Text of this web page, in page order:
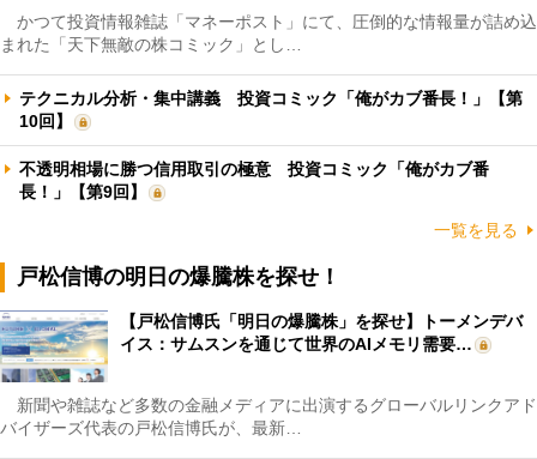
かつて投資情報雑誌「マネーポスト」にて、圧倒的な情報量が詰め込
まれた「天下無敵の株コミック」とし…
テクニカル分析・集中講義 投資コミック「俺がカブ番長！」【第
10回】
不透明相場に勝つ信用取引の極意 投資コミック「俺がカブ番
長！」【第9回】
一覧を見る
戸松信博の明日の爆騰株を探せ！
【戸松信博氏「明日の爆騰株」を探せ】トーメンデバ
イス：サムスンを通じて世界のAIメモリ需要…
新聞や雑誌など多数の金融メディアに出演するグローバルリンクアド
バイザーズ代表の戸松信博氏が、最新…